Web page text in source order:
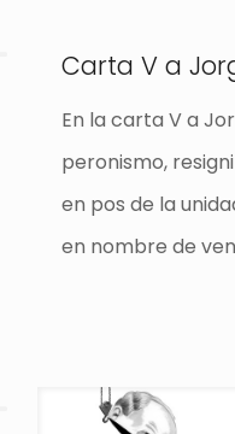
Carta V a
En la carta V a
peronismo,
en pos de la
en nombre de